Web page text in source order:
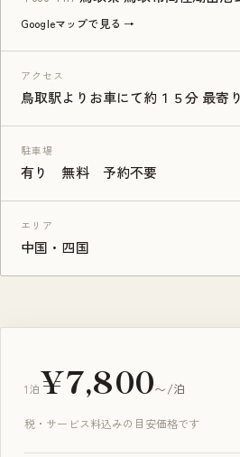
Googleマップで見る →
アクセス
鳥取駅よりお車にて約１５分 最寄
駐車場
有り 無料 予約不要
エリア
中国・四国
1泊¥7,800〜/泊
税・サービス料込みの目安価格です